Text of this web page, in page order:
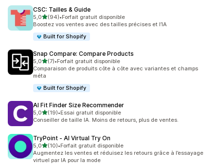
CSC: Tailles & Guide
5,0étoile(s) sur 5
(94)
94 avis au total
•Forfait gratuit disponible
Boostez vos ventes avec des tailles précises et l’IA
Built for Shopify
Snap Compare: Compare Products
5,0étoile(s) sur 5
(7)
7 avis au total
•Forfait gratuit disponible
Comparaison de produits côte à côte avec variantes et champs
méta
Built for Shopify
AI Fit Finder Size Recommender
5,0étoile(s) sur 5
(19)
19 avis au total
•Essai gratuit disponible
Conseiller de taille IA. Moins de retours, plus de ventes.
TryPoint ‑ AI Virtual Try On
5,0étoile(s) sur 5
(10)
10 avis au total
•Forfait gratuit disponible
Augmentez les ventes et réduisez les retours grâce à l’essayage
virtuel par IA pour la mode